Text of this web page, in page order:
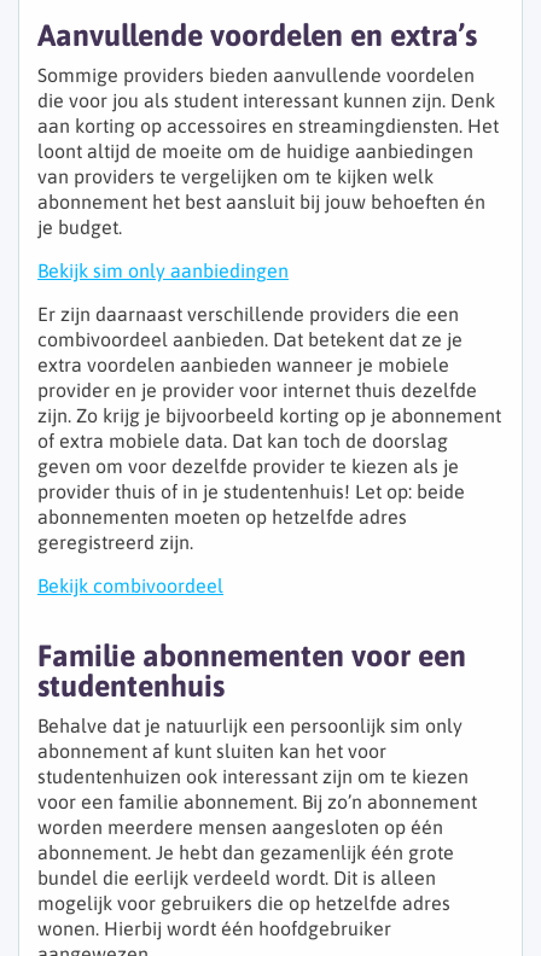
Aanvullende voordelen en extra’s
Sommige providers bieden aanvullende voordelen
die voor jou als student interessant kunnen zijn. Denk
aan korting op accessoires en streamingdiensten. Het
loont altijd de moeite om de huidige aanbiedingen
van providers te vergelijken om te kijken welk
abonnement het best aansluit bij jouw behoeften én
je budget.
Bekijk sim only aanbiedingen
Er zijn daarnaast verschillende providers die een
combivoordeel aanbieden. Dat betekent dat ze je
extra voordelen aanbieden wanneer je mobiele
provider en je provider voor internet thuis dezelfde
zijn. Zo krijg je bijvoorbeeld korting op je abonnement
of extra mobiele data. Dat kan toch de doorslag
geven om voor dezelfde provider te kiezen als je
provider thuis of in je studentenhuis! Let op: beide
abonnementen moeten op hetzelfde adres
geregistreerd zijn.
Bekijk combivoordeel
Familie abonnementen voor een
studentenhuis
Behalve dat je natuurlijk een persoonlijk sim only
abonnement af kunt sluiten kan het voor
studentenhuizen ook interessant zijn om te kiezen
voor een familie abonnement. Bij zo’n abonnement
worden meerdere mensen aangesloten op één
abonnement. Je hebt dan gezamenlijk één grote
bundel die eerlijk verdeeld wordt. Dit is alleen
mogelijk voor gebruikers die op hetzelfde adres
wonen. Hierbij wordt één hoofdgebruiker